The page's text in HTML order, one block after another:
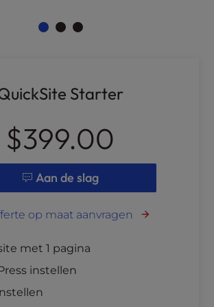
Starter
$399.00
Aan de slag
op maat aanvragen
met 1 pagina
instellen